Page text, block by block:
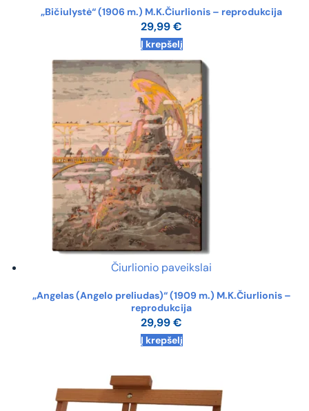
„Bičiulystė“ (1906 m.) M.K.Čiurlionis – reprodukcija
29,99€
Į krepšelį
Čiurlionio paveikslai
„Angelas (Angelo preliudas)“ (1909 m.) M.K.Čiurlionis –
reprodukcija
29,99€
Į krepšelį